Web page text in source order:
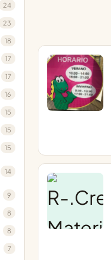
24
23
18
17
17
16
15
15
15
14
9
8
8
7